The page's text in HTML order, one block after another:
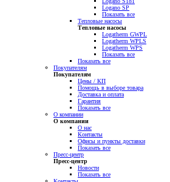
Logano SP
Показать все
Тепловые насосы
Тепловые насосы
Logatherm GWPL
Logatherm WPLS
Logatherm WPS
Показать все
Показать все
Покупателям
Покупателям
Цены / КП
Помощь в выборе товара
Доставка и оплата
Гарантия
Показать все
О компании
О компании
О нас
Контакты
Офисы и пункты доставки
Показать все
Пресс-центр
Пресс-центр
Новости
Показать все